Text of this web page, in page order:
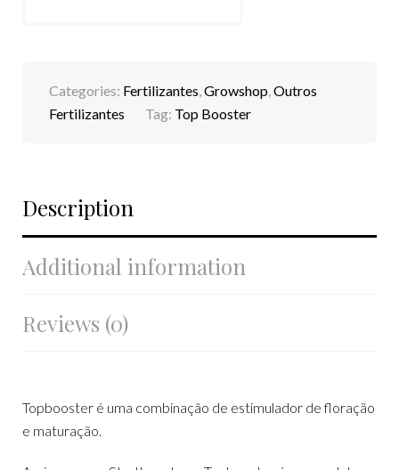
Categories: Fertilizantes,Growshop,Outros
Fertilizantes
Tag: Top Booster
Description
Additional information
Reviews (0)
Topbooster é uma combinação de estimulador de floração
e maturação.